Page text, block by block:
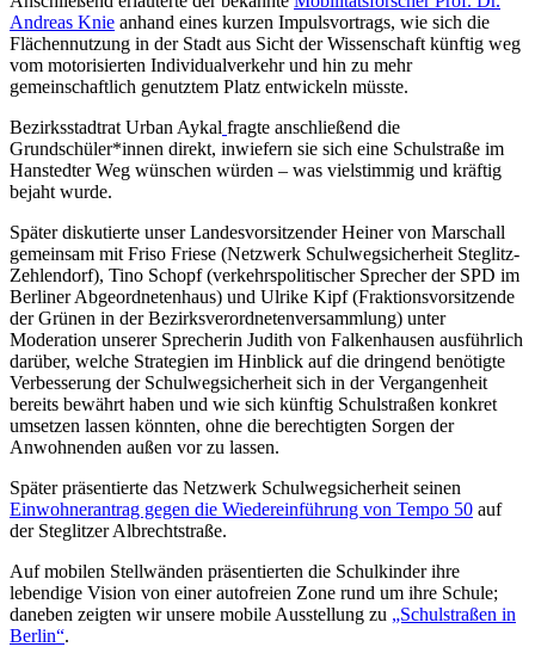
Andreas Knie anhand eines kurzen Impulsvortrags, wie sich die
Flächennutzung in der Stadt aus Sicht der Wissenschaft künftig weg
vom motorisierten Individualverkehr und hin zu mehr
gemeinschaftlich genutztem Platz entwickeln müsste.
Bezirksstadtrat Urban Aykal fragte anschließend die
Grundschüler*innen direkt, inwiefern sie sich eine Schulstraße im
Hanstedter Weg wünschen würden – was vielstimmig und kräftig
bejaht wurde.
Später diskutierte unser Landesvorsitzender Heiner von Marschall
gemeinsam mit Friso Friese (Netzwerk Schulwegsicherheit Steglitz-
Zehlendorf), Tino Schopf (verkehrspolitischer Sprecher der SPD im
Berliner Abgeordnetenhaus) und Ulrike Kipf (Fraktionsvorsitzende
der Grünen in der Bezirksverordnetenversammlung) unter
Moderation unserer Sprecherin Judith von Falkenhausen ausführlich
darüber, welche Strategien im Hinblick auf die dringend benötigte
Verbesserung der Schulwegsicherheit sich in der Vergangenheit
bereits bewährt haben und wie sich künftig Schulstraßen konkret
umsetzen lassen könnten, ohne die berechtigten Sorgen der
Anwohnenden außen vor zu lassen.
Später präsentierte das Netzwerk Schulwegsicherheit seinen
Einwohnerantrag gegen die Wiedereinführung von Tempo 50 auf
der Steglitzer Albrechtstraße.
Auf mobilen Stellwänden präsentierten die Schulkinder ihre
lebendige Vision von einer autofreien Zone rund um ihre Schule;
daneben zeigten wir unsere mobile Ausstellung zu „Schulstraßen in
Berlin“.